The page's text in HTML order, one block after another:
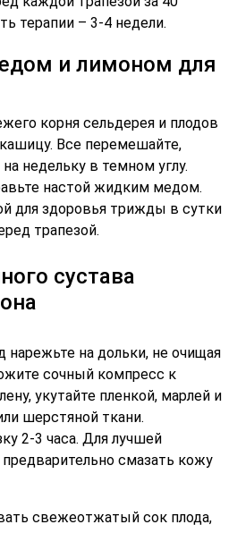
терапии – 3-4 недели.
и лимоном для
корня сельдерея и плодов
Все перемешайте,
недельку в темном углу.
настой жидким медом.
для здоровья трижды в сутки
трапезой.
сустава
нарежьте на дольки, не очищая
сочный компресс к
укутайте пленкой, марлей и
шерстяной ткани.
2-3 часа. Для лучшей
смазать кожу
свежеотжатый сок плода,